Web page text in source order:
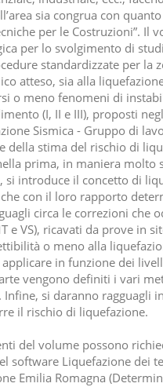
sia congrua con
per le Costruzioni”. Il
per lo svolgimento di
standardizzate per la
atteso, sia alla
o meno fenomeni di
(I, II e III), proposti
Sismica - Gruppo di
della stima del rischio di
prima, in maniera molto
si introduce il concetto di
che con il loro rapporto
circa le correzioni che
e VS), ricavati da prove in
o meno alla
in funzione dei
vengono definiti i vari
Infine, si daranno ragguagli
il rischio di liquefazione.
del volume possono
software Liquefazione dei
Emilia Romagna